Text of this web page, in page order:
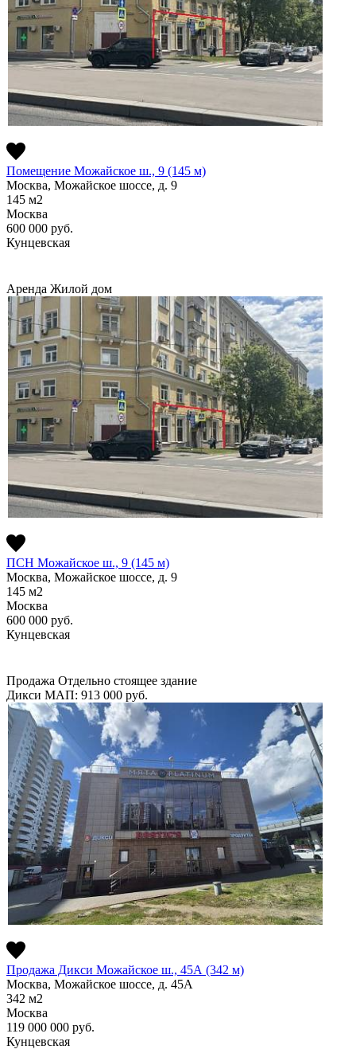
Помещение Можайское ш., 9 (145 м)
Москва, Можайское шоссе, д. 9
145 м2
Москва
600 000 руб.
Кунцевская
Аренда Жилой дом
ПСН Можайское ш., 9 (145 м)
Москва, Можайское шоссе, д. 9
145 м2
Москва
600 000 руб.
Кунцевская
Продажа Отдельно стоящее здание
Дикси МАП: 913 000 руб.
Продажа Дикси Можайское ш., 45А (342 м)
Москва, Можайское шоссе, д. 45А
342 м2
Москва
119 000 000 руб.
Кунцевская